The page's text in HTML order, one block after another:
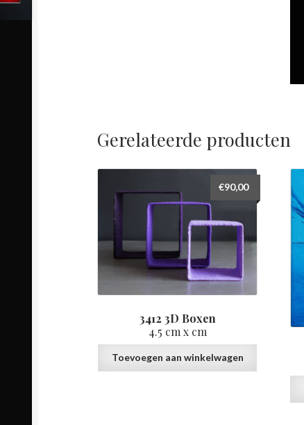
Gerelateerde producten
3412 3D Boxen
4.5 cm x cm
€90,00
Toevoegen aan winkelwagen